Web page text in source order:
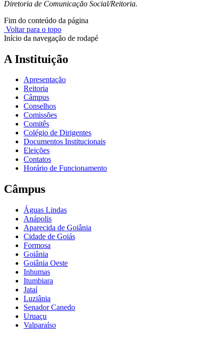
Diretoria de Comunicação Social/Reitoria.
Fim do conteúdo da página
Voltar para o topo
Início da navegação de rodapé
A Instituição
Apresentação
Reitoria
Câmpus
Conselhos
Comissões
Comitês
Colégio de Dirigentes
Documentos Institucionais
Eleições
Contatos
Horário de Funcionamento
Câmpus
Águas Lindas
Anápolis
Aparecida de Goiânia
Cidade de Goiás
Formosa
Goiânia
Goiânia Oeste
Inhumas
Itumbiara
Jataí
Luziânia
Senador Canedo
Uruaçu
Valparaíso